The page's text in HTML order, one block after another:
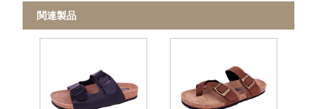
関連製品